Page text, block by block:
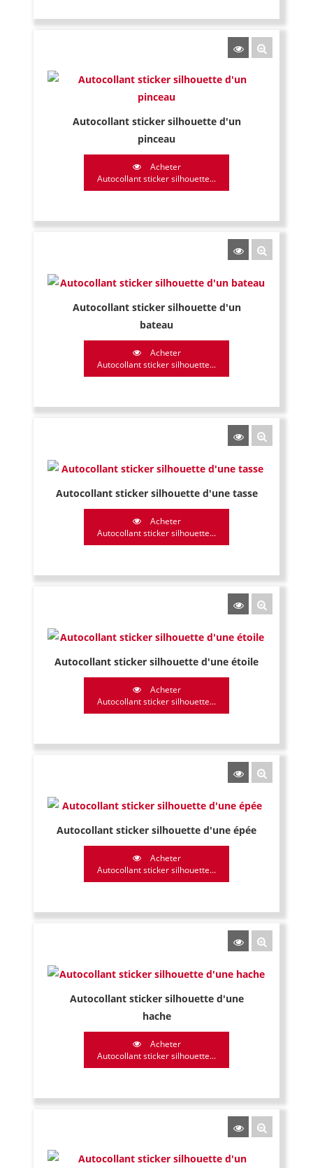
Autocollant sticker silhouette d'un
pinceau
Acheter
Autocollant sticker silhouette...
Autocollant sticker silhouette d'un
bateau
Acheter
Autocollant sticker silhouette...
Autocollant sticker silhouette d'une tasse
Acheter
Autocollant sticker silhouette...
Autocollant sticker silhouette d'une étoile
Acheter
Autocollant sticker silhouette...
Autocollant sticker silhouette d'une épée
Acheter
Autocollant sticker silhouette...
Autocollant sticker silhouette d'une
hache
Acheter
Autocollant sticker silhouette...